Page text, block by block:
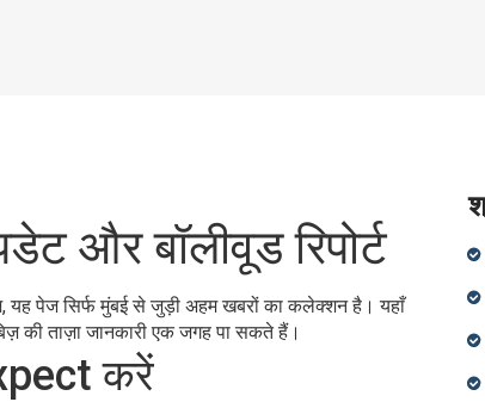
और बॉलीवूड रिपोर्ट
यह पेज सिर्फ मुंबई से जुड़ी अहम खबरों का कलेक्शन है। यहाँ
की ताज़ा जानकारी एक जगह पा सकते हैं।
करें